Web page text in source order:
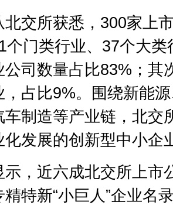
所获悉，300家上
个门类行业、37个大类
公司数量占比83%；其
，占比9%。围绕新能
车制造等产业链，北交
化发展的创新型中小企
近六成北交所上市
特新“小巨人”企业名